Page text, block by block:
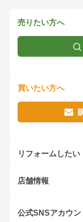
売りたい方へ
買いたい方へ
リフォームしたい
店舗情報
公式SNSアカウン